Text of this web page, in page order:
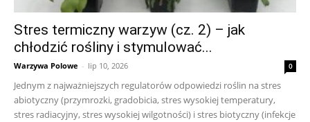
Stres termiczny warzyw (cz. 2) – jak
chłodzić rośliny i stymulować...
Warzywa Polowe - lip 10, 2026 0
Jednym z najważniejszych regulatorów odpowiedzi roślin na stres
abiotyczny (przymrozki, gradobicia, stres wysokiej temperatury,
stres radiacyjny, stres wysokiej wilgotności) i stres biotyczny (infekcje